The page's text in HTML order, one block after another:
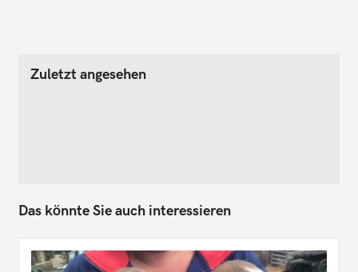
Zuletzt angesehen
Das könnte Sie auch interessieren